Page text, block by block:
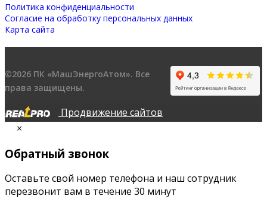
Политика конфиденциальности
Согласие на обработку персональных данных
Карта сайта
©2026 ПК «МашЭнергоАтом». Все
права защищены.
Продвижение сайтов
×
Обратный звонок
Оставьте свой номер телефона и наш сотрудник
перезвонит вам в течение 30 минут